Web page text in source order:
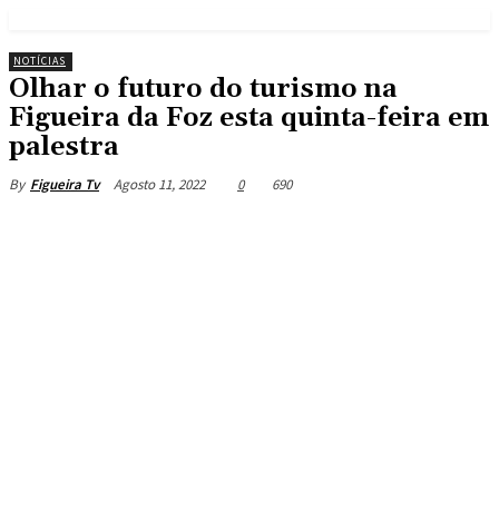
NOTÍCIAS
Olhar o futuro do turismo na
Figueira da Foz esta quinta-feira em
palestra
By Figueira Tv Agosto 11, 2022 0 690